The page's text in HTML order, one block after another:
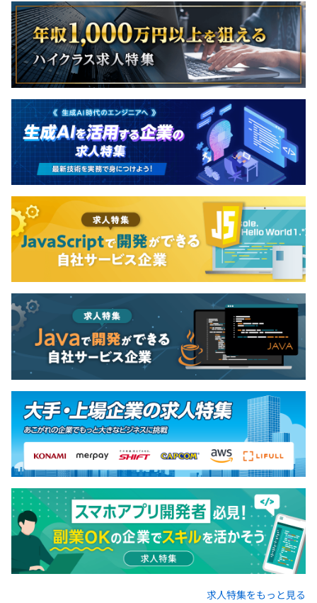
年2回評価面談を実施します。通常は上司と部下が一般的
ですが、当社では第三者を被評価者が選択して評価を盛り
込み評価を検討する制度になっています。個人の評価は一
人からではなく、別の視点からの評価も取り入れ、公平で
固定観念にとらわれず、従業員の活躍を漏らさず評価に含
求人特集をもっと見る